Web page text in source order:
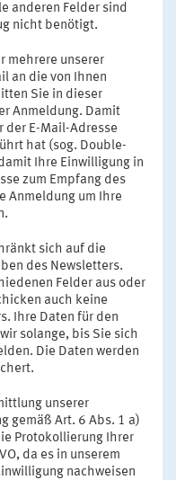
anderen Felder sind
nicht benötigt.
mehrere unserer
an die von Ihnen
Sie in dieser
Anmeldung. Damit
der E-Mail-Adresse
hat (sog. Double-
Ihre Einwilligung in
zum Empfang des
Anmeldung um Ihre
sich auf die
des Newsletters.
Felder aus oder
auch keine
Ihre Daten für den
solange, bis Sie sich
Die Daten werden
unserer
gemäß Art. 6 Abs. 1 a)
Protokollierung Ihrer
da es in unserem
nachweisen